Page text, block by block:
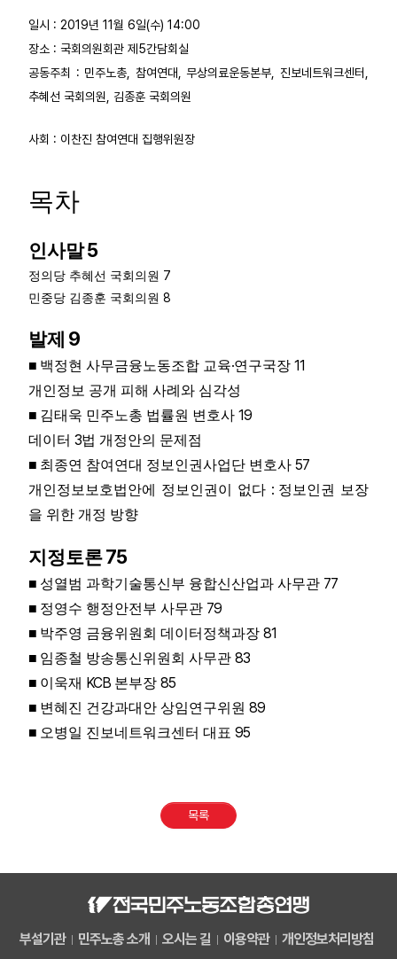
일시 : 2019년 11월 6일(수) 14:00
장소 : 국회의원회관 제5간담회실
공동주최 : 민주노총, 참여연대, 무상의료운동본부, 진보네트워크센터,
추혜선 국회의원, 김종훈 국회의원
사회 : 이찬진 참여연대 집행위원장
목차
인사말5
정의당 추혜선 국회의원 7
민중당 김종훈 국회의원 8
발제 9
■ 백정현 사무금융노동조합 교육·연구국장 11
개인정보 공개 피해 사례와 심각성
■ 김태욱 민주노총 법률원 변호사 19
데이터 3법 개정안의 문제점
■ 최종연 참여연대 정보인권사업단 변호사 57
개인정보보호법안에 정보인권이 없다 : 정보인권 보장
을 위한 개정 방향
지정토론75
■ 성열범 과학기술통신부 융합신산업과 사무관 77
■ 정영수 행정안전부 사무관 79
■ 박주영 금융위원회 데이터정책과장 81
■ 임종철 방송통신위원회 사무관 83
■ 이욱재 KCB 본부장 85
■ 변혜진 건강과대안 상임연구위원 89
■ 오병일 진보네트워크센터 대표 95
목록
부설기관 민주노총 소개 오시는 길 이용약관 개인정보처리방침